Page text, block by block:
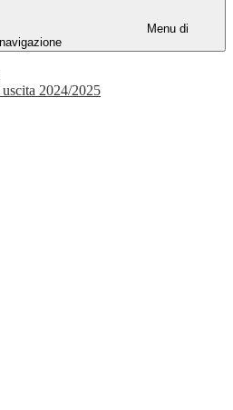
Menu di
navigazione
2024/2025